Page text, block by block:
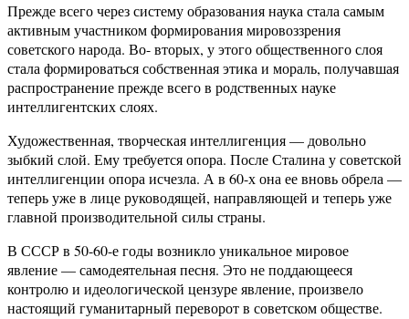
Прежде всего через систему образования наука стала самым
активным участником формирования мировоззрения
советского народа. Во- вторых, у этого общественного слоя
стала формироваться собственная этика и мораль, получавшая
распространение прежде всего в родственных науке
интеллигентских слоях.
Художественная, творческая интеллигенция — довольно
зыбкий слой. Ему требуется опора. После Сталина у советской
интеллигенции опора исчезла. А в 60-х она ее вновь обрела —
теперь уже в лице руководящей, направляющей и теперь уже
главной производительной силы страны.
В СССР в 50-60-е годы возникло уникальное мировое
явление — самодеятельная песня. Это не поддающееся
контролю и идеологической цензуре явление, произвело
настоящий гуманитарный переворот в советском обществе.